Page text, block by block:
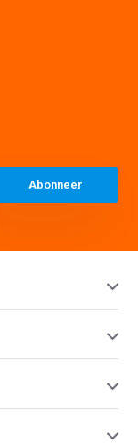
Abonneer